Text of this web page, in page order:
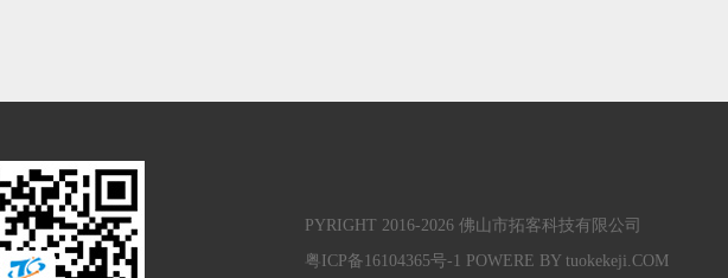
PYRIGHT 2016-2026 佛山市拓客科技有限公司
粤ICP备16104365号-1 POWERE BY tuokekeji.COM